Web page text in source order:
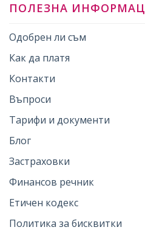
ПОЛЕЗНА
Одобрен ли съм
Как да платя
Контакти
Въпроси
Тарифи и документи
Блог
Застраховки
Финансов речник
Етичен кодекс
Политика за бисквитки